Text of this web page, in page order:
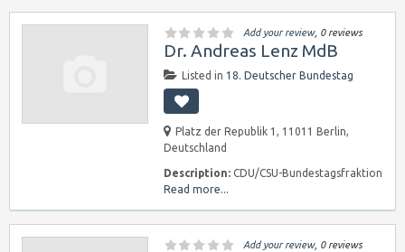
Add your review, 0 reviews
Dr. Andreas Lenz MdB
Listed in 18. Deutscher Bundestag
Platz der Republik 1, 11011 Berlin,
Deutschland
Description: CDU/CSU-Bundestagsfraktion
Read more...
Add your review, 0 reviews